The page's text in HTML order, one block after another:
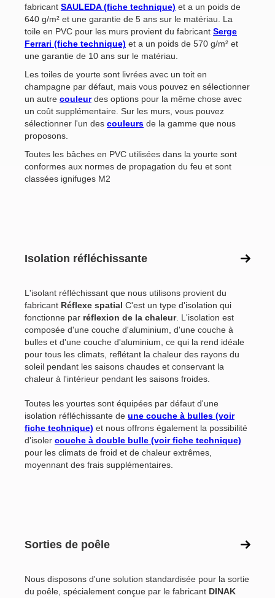
fabricant SAULEDA (fiche technique) et a un poids de
640 g/m² et une garantie de 5 ans sur le matériau. La
toile en PVC pour les murs provient du fabricant Serge
Ferrari (fiche technique) et a un poids de 570 g/m² et
une garantie de 10 ans sur le matériau.
Les toiles de yourte sont livrées avec un toit en
champagne par défaut, mais vous pouvez en sélectionner
un autre couleurdes options pour la même chose avec
un coût supplémentaire. Sur les murs, vous pouvez
sélectionner l'un des couleurs de la gamme que nous
proposons.
Toutes les bâches en PVC utilisées dans la yourte sont
conformes aux normes de propagation du feu et sont
classées ignifuges M2
Isolation réfléchissante
L'isolant réfléchissant que nous utilisons provient du
fabricant Réflexe spatial C'est un type d'isolation qui
fonctionne par réflexion de la chaleur. L'isolation est
composée d'une couche d'aluminium, d'une couche à
bulles et d'une couche d'aluminium, ce qui la rend idéale
pour tous les climats, reflétant la chaleur des rayons du
soleil pendant les saisons chaudes et conservant la
chaleur à l'intérieur pendant les saisons froides.
Toutes les yourtes sont équipées par défaut d'une
isolation réfléchissante de une couche à bulles (voir
fiche technique) et nous offrons également la possibilité
d'isoler couche à double bulle (voir fiche technique)
pour les climats de froid et de chaleur extrêmes,
moyennant des frais supplémentaires.
Sorties de poêle
Nous disposons d'une solution standardisée pour la sortie
du poêle, spécialement conçue par le fabricant DINAK